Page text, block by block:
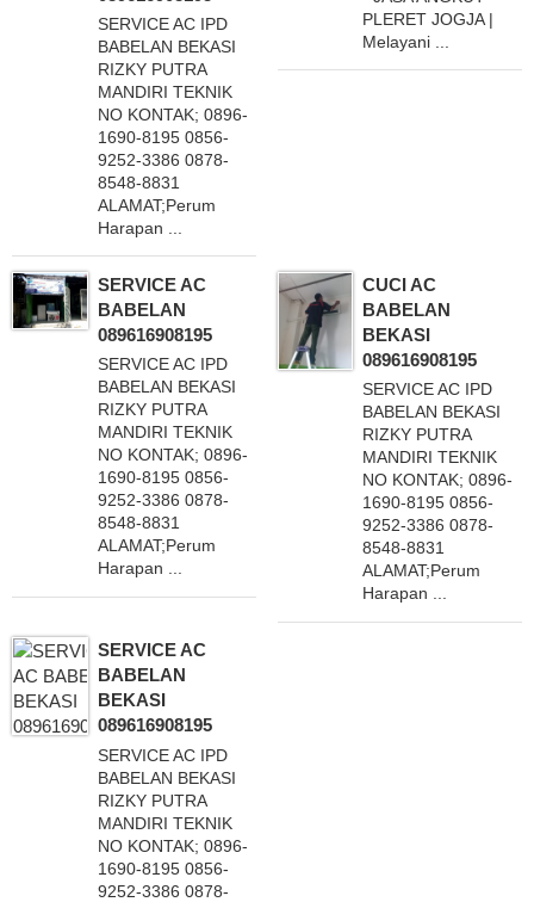
SERVICE AC IPD
BABELAN BEKASI
RIZKY PUTRA
MANDIRI TEKNIK
NO KONTAK; 0896-
1690-8195 0856-
9252-3386 0878-
8548-8831
ALAMAT;Perum
Harapan ...
PLERET JOGJA |
Melayani ...
SERVICE AC
BABELAN
089616908195
SERVICE AC IPD
BABELAN BEKASI
RIZKY PUTRA
MANDIRI TEKNIK
NO KONTAK; 0896-
1690-8195 0856-
9252-3386 0878-
8548-8831
ALAMAT;Perum
Harapan ...
CUCI AC
BABELAN
BEKASI
089616908195
SERVICE AC IPD
BABELAN BEKASI
RIZKY PUTRA
MANDIRI TEKNIK
NO KONTAK; 0896-
1690-8195 0856-
9252-3386 0878-
8548-8831
ALAMAT;Perum
Harapan ...
SERVICE AC
BABELAN
BEKASI
089616908195
SERVICE AC IPD
BABELAN BEKASI
RIZKY PUTRA
MANDIRI TEKNIK
NO KONTAK; 0896-
1690-8195 0856-
9252-3386 0878-